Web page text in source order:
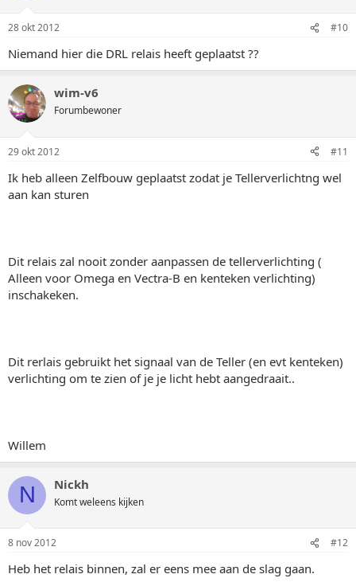
28 okt 2012 #10
Niemand hier die DRL relais heeft geplaatst ??
wim-v6
Forumbewoner
29 okt 2012 #11
Ik heb alleen Zelfbouw geplaatst zodat je Tellerverlichtng wel
aan kan sturen
Dit relais zal nooit zonder aanpassen de tellerverlichting (
Alleen voor Omega en Vectra-B en kenteken verlichting)
inschakeken.
Dit rerlais gebruikt het signaal van de Teller (en evt kenteken)
verlichting om te zien of je je licht hebt aangedraait..
Willem
N Nickh
Komt weleens kijken
8 nov 2012 #12
Heb het relais binnen, zal er eens mee aan de slag gaan.